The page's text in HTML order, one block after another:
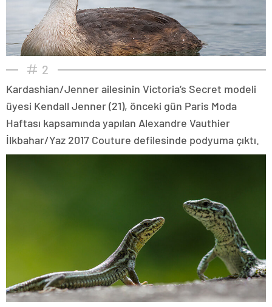
2
Kardashian/Jenner ailesinin Victoria’s Secret modeli
üyesi Kendall Jenner (21), önceki gün Paris Moda
Haftası kapsamında yapılan Alexandre Vauthier
İlkbahar/Yaz 2017 Couture defilesinde podyuma çıktı.